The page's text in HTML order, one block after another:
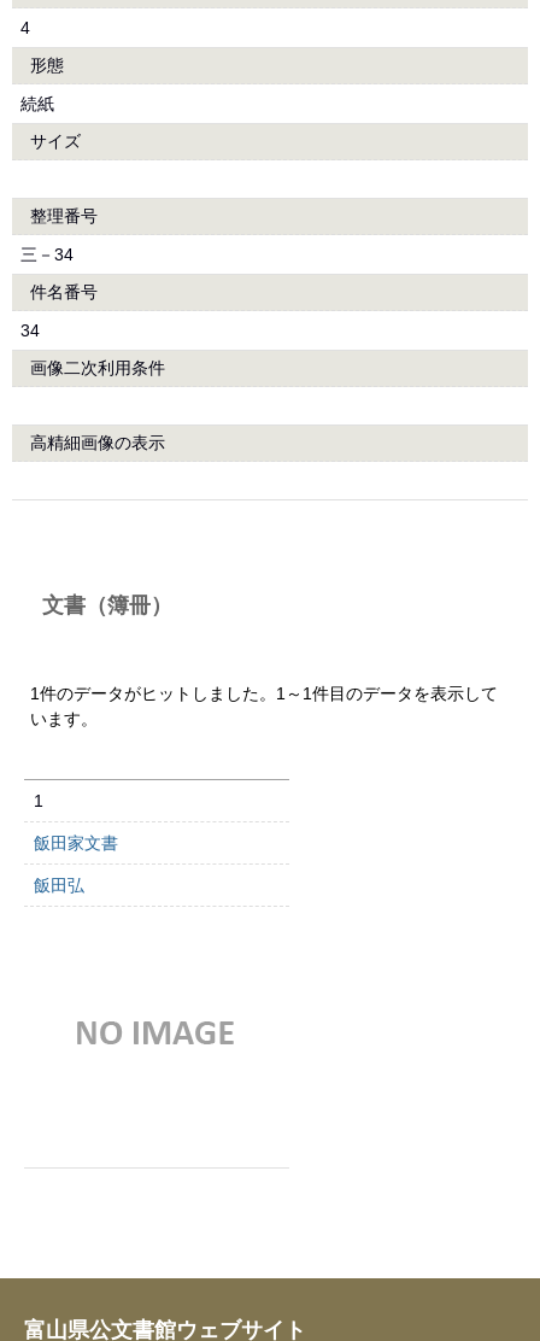
4
形態
続紙
サイズ
整理番号
三－34
件名番号
34
画像二次利用条件
高精細画像の表示
文書（簿冊）
1件のデータがヒットしました。1～1件目のデータを表示して
います。
1
飯田家文書
飯田弘
富山県公文書館ウェブサイト